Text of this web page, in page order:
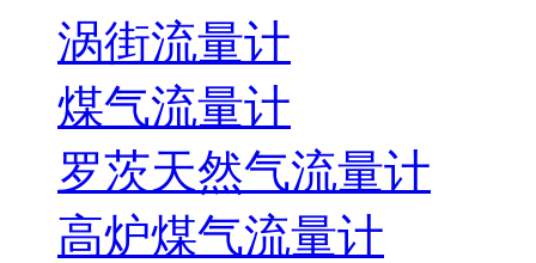
涡街流量计
煤气流量计
罗茨天然气流量计
高炉煤气流量计